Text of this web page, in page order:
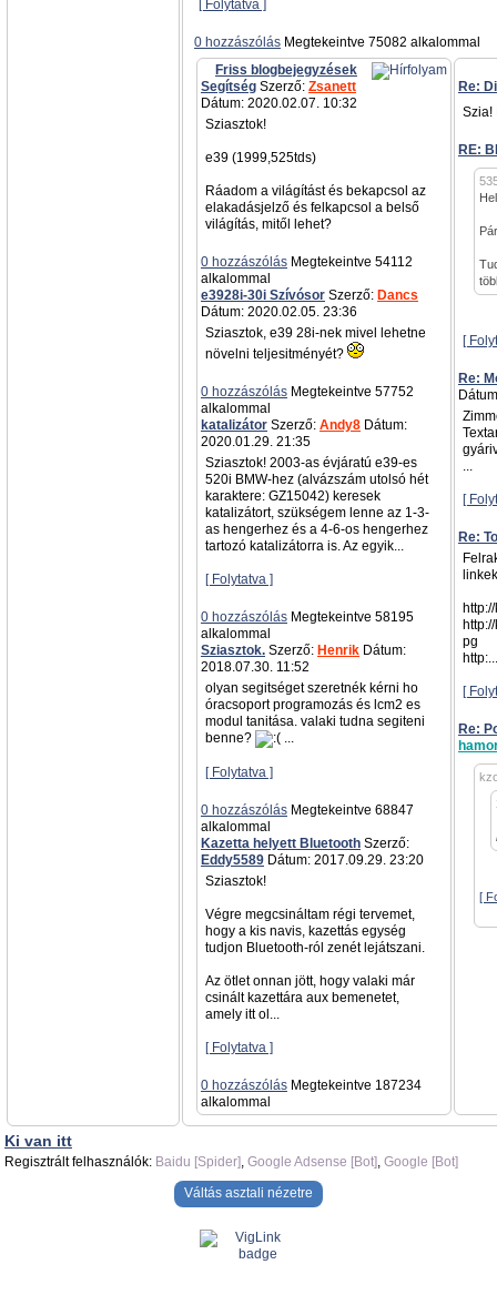
[ Folytatva ]
0 hozzászólás Megtekeintve 75082 alkalommal
Friss blogbejegyzések
Segítség Szerző: Zsanett
Dátum: 2020.02.07. 10:32
Sziasztok!
e39 (1999,525tds)
Ráadom a világítást és bekapcsol az
elakadásjelző és felkapcsol a belső
világítás, mitől lehet?
0 hozzászólás Megtekeintve 54112
alkalommal
e3928i-30i Szívósor Szerző: Dancs
Dátum: 2020.02.05. 23:36
Sziasztok, e39 28i-nek mivel lehetne
növelni teljesitményét?
0 hozzászólás Megtekeintve 57752
alkalommal
katalizátor Szerző: Andy8 Dátum:
2020.01.29. 21:35
Sziasztok! 2003-as évjáratú e39-es
520i BMW-hez (alvázszám utolsó hét
karaktere: GZ15042) keresek
katalizátort, szükségem lenne az 1-3-
as hengerhez és a 4-6-os hengerhez
tartozó katalizátorra is. Az egyik...
[ Folytatva ]
0 hozzászólás Megtekeintve 58195
alkalommal
Sziasztok. Szerző: Henrik Dátum:
2018.07.30. 11:52
olyan segitséget szeretnék kérni ho
óracsoport programozás és lcm2 es
modul tanitása. valaki tudna segiteni
benne?
...
[ Folytatva ]
0 hozzászólás Megtekeintve 68847
alkalommal
Kazetta helyett Bluetooth Szerző:
Eddy5589 Dátum: 2017.09.29. 23:20
Sziasztok!
Végre megcsináltam régi tervemet,
hogy a kis navis, kazettás egység
tudjon Bluetooth-ról zenét lejátszani.
Az ötlet onnan jött, hogy valaki már
csinált kazettára aux bemenetet,
amely itt ol...
[ Folytatva ]
0 hozzászólás Megtekeintve 187234
alkalommal
Re:
Szia!
RE:
[
Re:
...
[
Re:
pg
http:...
[
Re:
[
Ki van itt
Regisztrált felhasználók: Baidu [Spider], Google Adsense [Bot], Google [Bot]
Váltás asztali nézetre